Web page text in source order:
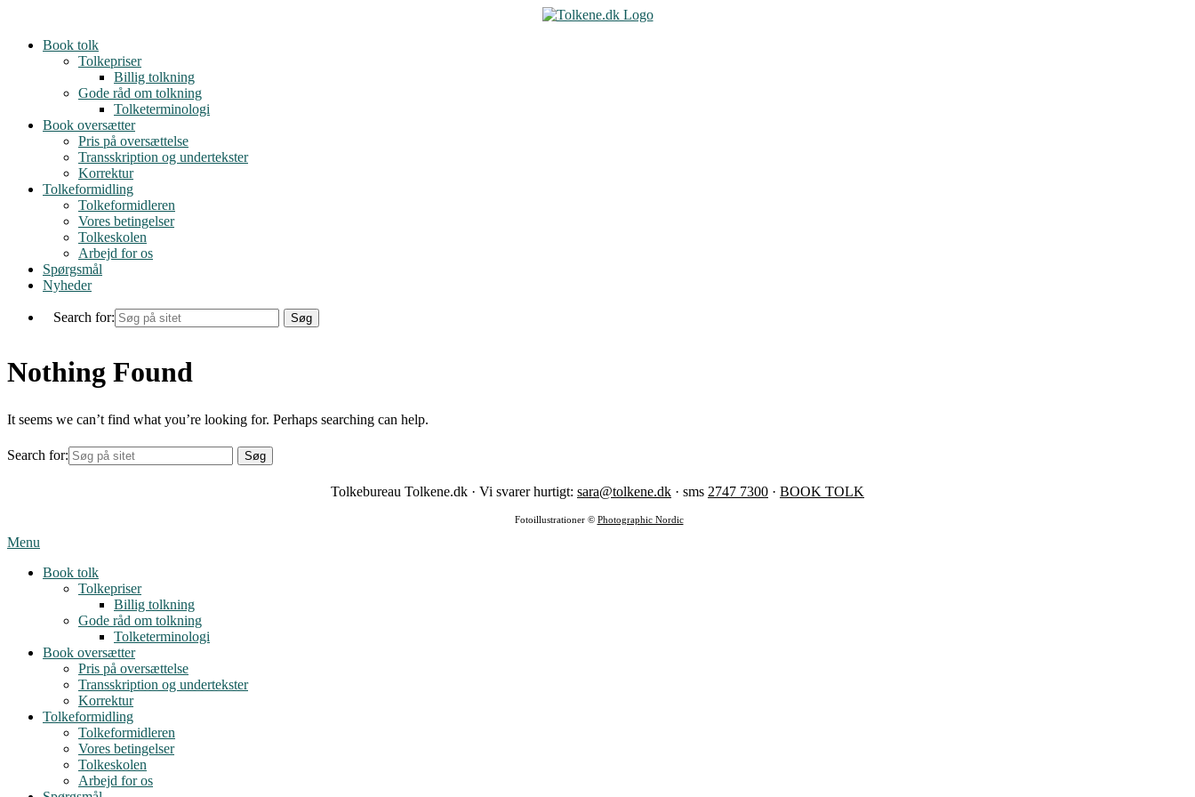
contentBook tolk
Tolkepriser
Billig tolkning
Gode råd om tolkning
Tolketerminologi
Book oversætter
Pris på oversættelse
Transskription og undertekster
Korrektur
Tolkeformidling
Tolkeformidleren
Vores betingelser
Tolkeskolen
Arbejd for os
Spørgsmål
Nyheder
Search for:
Nothing Found
It seems we can’t find what you’re looking for. Perhaps searching can help.
Search for:
Tolkebureau Tolkene.dk · Vi svarer hurtigt: sara@tolkene.dk · sms 2747 7300 · BOOK TOLK
Fotoillustrationer © Photographic Nordic
Menu
Book tolk
Tolkepriser
Billig tolkning
Gode råd om tolkning
Tolketerminologi
Book oversætter
Pris på oversættelse
Transskription og undertekster
Korrektur
Tolkeformidling
Tolkeformidleren
Vores betingelser
Tolkeskolen
Arbejd for os